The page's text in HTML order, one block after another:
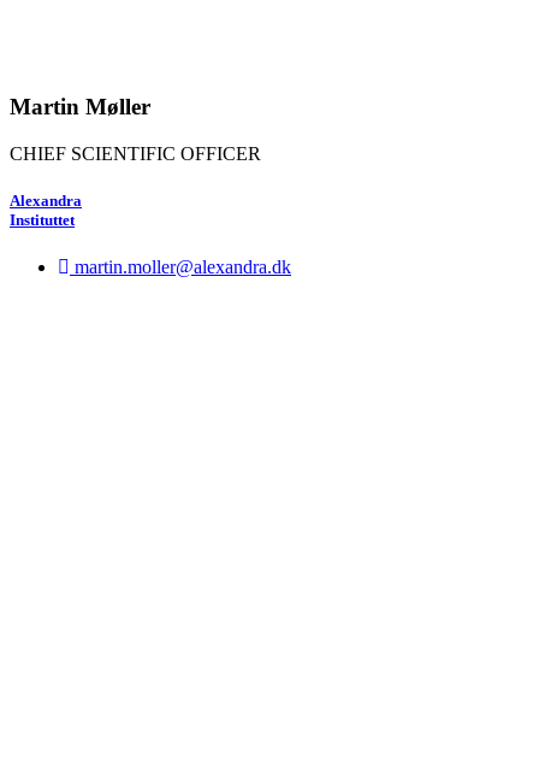
Martin Møller
CHIEF SCIENTIFIC OFFICER
Alexandra
Instituttet
martin.moller@alexandra.dk